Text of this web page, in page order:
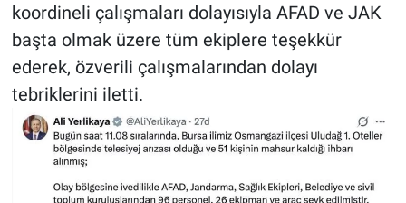
koordineli çalışmaları dolayısıyla AFAD ve JAK
başta olmak üzere tüm ekiplere teşekkür
ederek, özverili çalışmalarından dolayı
tebriklerini iletti.